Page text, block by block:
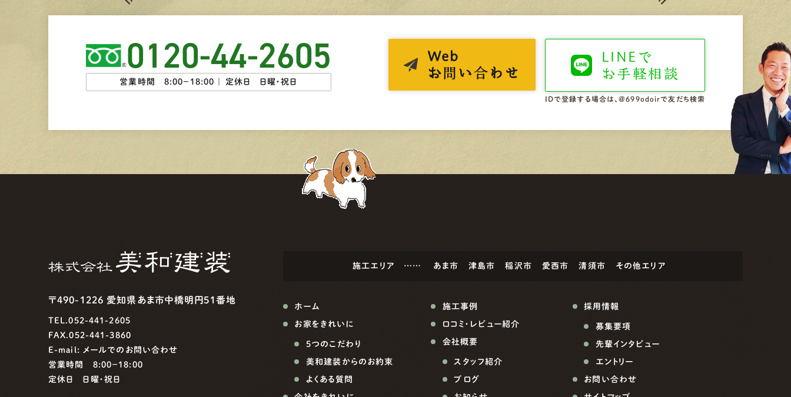
0120-44-2605
営業時間 8:00−18:00 ｜ 定休日 日曜・祝日
Web
お問い合わせ
LINEで
お手軽相談
IDで登録する場合は、@699odoirで友だち検索
〒490-1226 愛知県あま市中橋明円51番地
TEL.052-441-2605
FAX.052-441-3860
E-mail: メールでのお問い合わせ
営業時間 8:00−18:00
定休日 日曜・祝日
施工エリア …… あま市 津島市 稲沢市 愛西市 清須市 その他エリア
ホーム
お家をきれいに
5つのこだわり
美和建装からのお約束
よくある質問
施工事例
口コミ・レビュー紹介
会社概要
スタッフ紹介
ブログ
採用情報
募集要項
先輩インタビュー
エントリー
お問い合わせ